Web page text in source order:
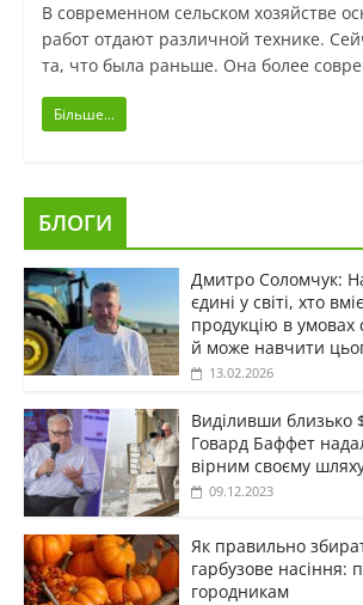
В современном сельском хозяйстве
работ отдают различной технике.
та, что была раньше. Она более
Більше...
БЛОГИ
Дмитро Соломчук:
єдині у світі, хто
продукцію в умовах
й може навчити
13.02.2026
Виділивши близько
Говард Баффет
вірним своєму
09.12.2023
Як правильно
гарбузове насіння:
городникам